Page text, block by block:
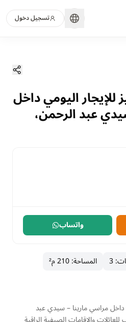
تسجيل دخول
مراسي مارينا – سيدي عبد الرحمن، بمساحة
اليومي داخل
اليومي داخل
عبد الرحمن،
واتساب
:
3 المساحة:210 م²
داخل مراسي مارينا – سيدي عبد